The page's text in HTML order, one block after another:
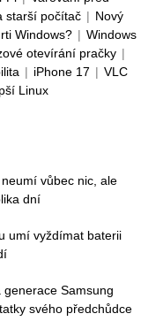
starší počítač | Nový
Windows? | Windows
otevírání pračky |
| iPhone 17 | VLC
Linux
vůbec nic, ale
dní
umí vyždímat baterii
Samsung
svého předchůdce